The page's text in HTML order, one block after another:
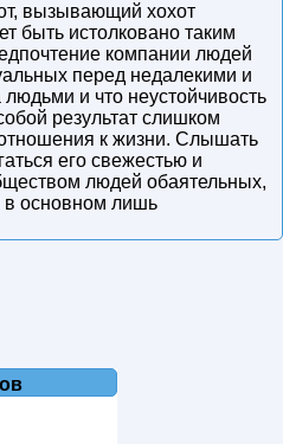
вызывающий хохот
быть истолковано таким
компании людей
перед недалекими и
и что неустойчивость
результат слишком
к жизни. Слышать
его свежестью и
людей обаятельных,
основном лишь